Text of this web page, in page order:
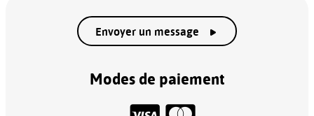
Envoyer un message
Modes de paiement